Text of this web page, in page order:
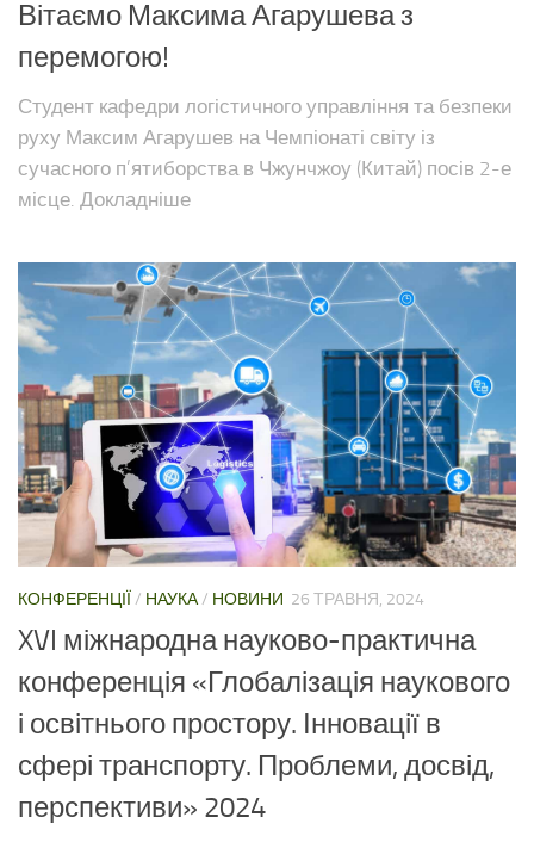
Вітаємо Максима Агарушева з
перемогою!
Студент кафедри логістичного управління та безпеки
руху Максим Агарушев на Чемпіонаті світу із
сучасного п’ятиборства в Чжунчжоу (Китай) посів 2-е
місце. Докладніше
КОНФЕРЕНЦІЇ / НАУКА/ НОВИНИ 26 ТРАВНЯ, 2024
XVI міжнародна науково-практична
конференція «Глобалізація наукового
і освітнього простору. Інновації в
сфері транспорту. Проблеми, досвід,
перспективи» 2024